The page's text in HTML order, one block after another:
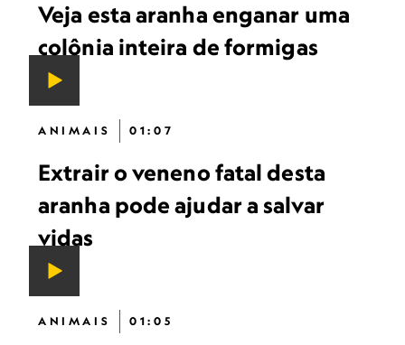
Veja esta aranha enganar uma
colônia inteira de formigas
ANIMAIS 01:07
Extrair o veneno fatal desta
aranha pode ajudar a salvar
vidas
ANIMAIS 01:05